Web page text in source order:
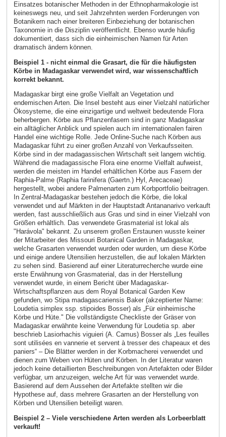
Einsatzes botanischer Methoden in der Ethnopharmakologie ist
keineswegs neu, und seit Jahrzehnten werden Forderungen von
Botanikern nach einer breiteren Einbeziehung der botanischen
Taxonomie in die Disziplin veröffentlicht. Ebenso wurde häufig
dokumentiert, dass sich die einheimischen Namen für Arten
dramatisch ändern können.
Beispiel 1 - nicht einmal die Grasart, die für die häufigsten
Körbe in Madagaskar verwendet wird, war wissenschaftlich
korrekt bekannt.
Madagaskar birgt eine große Vielfalt an Vegetation und
endemischen Arten. Die Insel besteht aus einer Vielzahl natürlicher
Ökosysteme, die eine einzigartige und weltweit bedeutende Flora
beherbergen. Körbe aus Pflanzenfasern sind in ganz Madagaskar
ein alltäglicher Anblick und spielen auch im internationalen fairen
Handel eine wichtige Rolle. Jede Online-Suche nach Körben aus
Madagaskar führt zu einer großen Anzahl von Verkaufsseiten.
Körbe sind in der madagassischen Wirtschaft seit langem wichtig.
Während die madagassische Flora eine enorme Vielfalt aufweist,
werden die meisten im Handel erhältlichen Körbe aus Fasern der
Raphia-Palme (Raphia farinifera (Gaertn.) Hyl, Arecaceae)
hergestellt, wobei andere Palmenarten zum Korbportfolio beitragen.
In Zentral-Madagaskar bestehen jedoch die Körbe, die lokal
verwendet und auf Märkten in der Hauptstadt Antananarivo verkauft
werden, fast ausschließlich aus Gras und sind in einer Vielzahl von
Größen erhältlich. Das verwendete Grasmaterial ist lokal als
"Harávola" bekannt. Zu unserem großen Erstaunen wusste keiner
der Mitarbeiter des Missouri Botanical Garden in Madagaskar,
welche Grasarten verwendet wurden oder wurden, um diese Körbe
und einige andere Utensilien herzustellen, die auf lokalen Märkten
zu sehen sind. Basierend auf einer Literaturrecherche wurde eine
erste Erwähnung von Grasmaterial, das in der Herstellung
verwendet wurde, in einem Bericht über Madagaskar-
Wirtschaftspflanzen aus dem Royal Botanical Garden Kew
gefunden, wo Stipa madagascariensis Baker (akzeptierter Name:
Loudetia simplex ssp. stipoides Bosser) als „Für einheimische
Körbe und Hüte." Die vollständigste Checkliste der Gräser von
Madagaskar erwähnte keine Verwendung für Loudetia sp. aber
beschrieb Lasiorhachis viguieri (A. Camus) Bosser als „Les feuilles
sont utilisées en vannerie et servent à tresser des chapeaux et des
paniers“ – Die Blätter werden in der Korbmacherei verwendet und
dienen zum Weben von Hüten und Körben. In der Literatur waren
jedoch keine detaillierten Beschreibungen von Artefakten oder Bilder
verfügbar, um anzuzeigen, welche Art für was verwendet wurde.
Basierend auf dem Aussehen der Artefakte stellten wir die
Hypothese auf, dass mehrere Grasarten an der Herstellung von
Körben und Utensilien beteiligt waren.
Beispiel 2 – Viele verschiedene Arten werden als Lorbeerblatt
verkauft!